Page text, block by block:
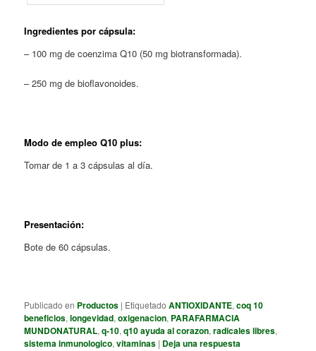
Ingredientes por cápsula:
– 100 mg de coenzima Q10 (50 mg biotransformada).
– 250 mg de bioflavonoides.
Modo de empleo Q10 plus:
Tomar de 1 a 3 cápsulas al día.
Presentación:
Bote de 60 cápsulas.
Publicado en Productos | Etiquetado ANTIOXIDANTE,coq 10
beneficios,longevidad,oxigenacion, PARAFARMACIA
MUNDONATURAL,q-10,q10 ayuda al corazon,radicales libres,
sistema inmunologico,vitaminas | Deja una respuesta